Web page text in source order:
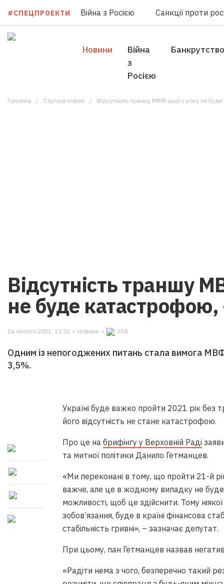
#СПЕЦПРОЕКТИ Війна з Росією Санкції проти
Новини
Війна
з
Росією
Банкрутство
Головна Стрічка новин Відсутність траншу МВФ цього року не
Відсутність траншу
не буде
16 лютого 2021, 13:32 • Новини • 204
Одним із непогоджених питань стала вимога
3,5%.
Україні буде важко пройти 2021 рік
його відсутність не стане катастрофою.
Про це на брифінгу у Верховній Раді
та митної політики Данило Гетманцев.
«Ми переконані в тому, що пройти 21-й
важче, але це в жодному випадку не
можливості, щоб це здійснити. Тому
зобов’язання, буде в країні фінансова
стабільність гривні», – зазначає депутат.
При цьому, пан Гетманцев назвав
«Радіти нема з чого, безперечно такий